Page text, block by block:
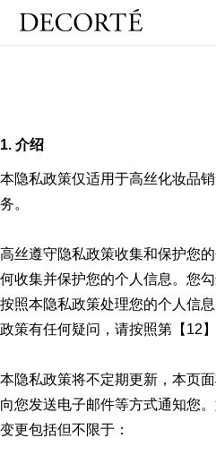
1. 介绍
本隐私政策仅适用于高丝化妆品
务。
高丝遵守隐私政策收集和保护您
何收集并保护您的个人信息。您
按照本隐私政策处理您的个人信
政策有任何疑问，请按照第【12
本隐私政策将不定期更新，本页
向您发送电子邮件等方式通知您
变更包括但不限于：